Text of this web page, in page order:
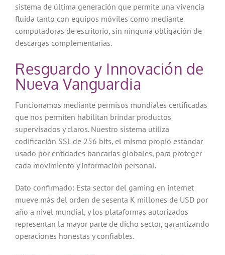
sistema de última generación que permite una vivencia
fluida tanto con equipos móviles como mediante
computadoras de escritorio, sin ninguna obligación de
descargas complementarias.
Resguardo y Innovación de
Nueva Vanguardia
Funcionamos mediante permisos mundiales certificadas
que nos permiten habilitan brindar productos
supervisados y claros. Nuestro sistema utiliza
codificación SSL de 256 bits, el mismo propio estándar
usado por entidades bancarias globales, para proteger
cada movimiento y información personal.
Dato confirmado: Esta sector del gaming en internet
mueve más del orden de sesenta K millones de USD por
año a nivel mundial, y los plataformas autorizados
representan la mayor parte de dicho sector, garantizando
operaciones honestas y confiables.